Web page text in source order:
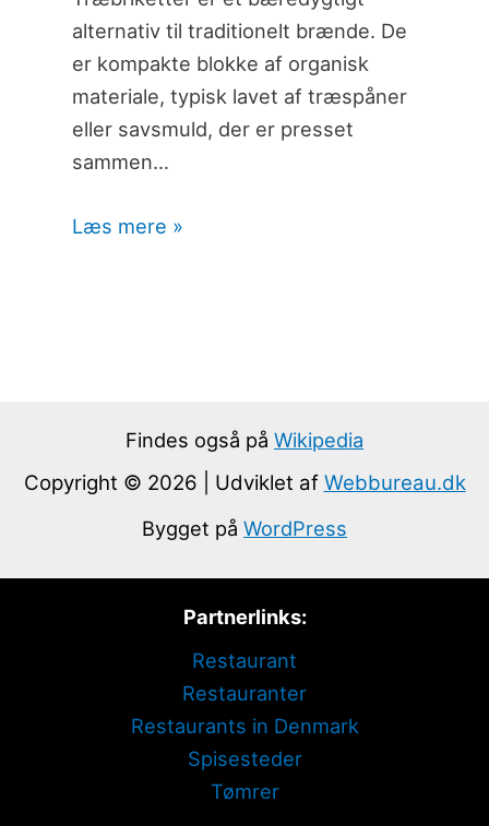
alternativ til traditionelt brænde. De
er kompakte blokke af organisk
materiale, typisk lavet af træspåner
eller savsmuld, der er presset
sammen…
Læs mere »
Findes også på Wikipedia
Copyright © 2026 | Udviklet af Webbureau.dk
Bygget på WordPress
Partnerlinks:
Restaurant
Restauranter
Restaurants in Denmark
Spisesteder
Tømrer